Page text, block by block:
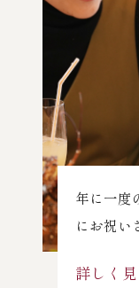
年に一度
にお祝い
詳しく見